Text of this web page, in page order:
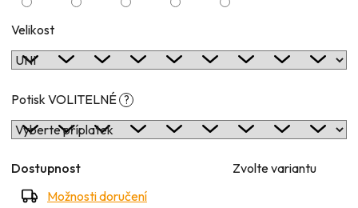
Velikost
Potisk VOLITELNÉ ?
Dostupnost
Zvolte variantu
Možnosti doručení